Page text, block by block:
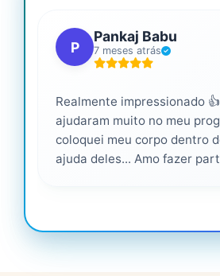
P
Pankaj Babu
7 meses atrás
Realmente impressionado
ajudaram muito no meu
coloquei meu corpo dentro
ajuda deles... Amo fazer